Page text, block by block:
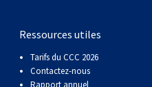
Ressources utiles
Tarifs du CCC 2026
Contactez-nous
Rapport annuel